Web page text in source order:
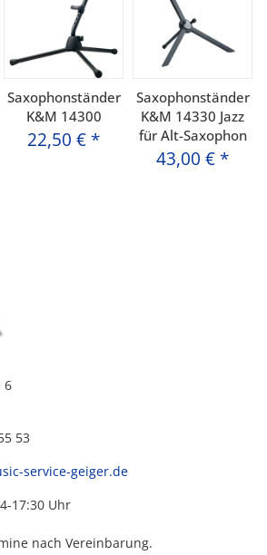
Saxophonständer
K&M 14300
22,50 € *
Saxophonständer
K&M 14330 Jazz
für Alt-Saxophon
43,00 € *
6
53
service-geiger.de
17:30 Uhr
nach Vereinbarung.